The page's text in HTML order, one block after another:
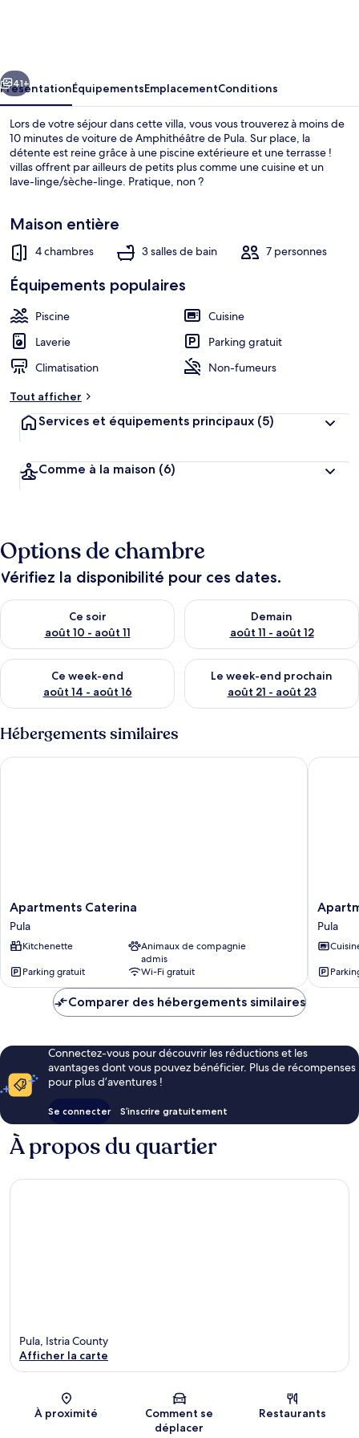
Équipement de l’hébergement
Suivant
41+
PrésentationÉquipementsEmplacementConditions
Lors de votre séjour dans cette villa, vous vous trouverez à moins de
10 minutes de voiture de Amphithéâtre de Pula. Sur place, la
détente est reine grâce à une piscine extérieure et une terrasse !
villas offrent par ailleurs de petits plus comme une cuisine et un
lave-linge/sèche-linge. Pratique, non ?
Maison entière
4 chambres 3 salles de bain 7 personnes
Équipements populaires
Piscine
Cuisine
Laverie
Parking gratuit
Climatisation
Non-fumeurs
Tout afficher
Services et équipements principaux (5)
Comme à la maison (6)
Options de chambre
Vérifiez la disponibilité pour ces dates.
Ce soir
août 10 - août 11
Vérifier la disponibilité pour ce soir août 10 - août 11
Demain
août 11 - août 12
Vérifier la disponibilité pour
Ce week-end
août 14 - août 16
Vérifier la disponibilité pour ce week-end août 14 - août 16
Le week-end prochain
août 21 - août 23
Vérifier la disponibilité pour
Hébergements similaires
Apartments
Caterina
Pula
Apartments Caterina
Pula
Kitchenette
Animaux de compagnie
admis
Parking gratuit
Wi-Fi gratuit
Apartments Caterina
1303
Pula
Pula
Comparer des hébergements similaires
Connectez-vous pour découvrir les réductions et les
avantages dont vous pouvez bénéficier. Plus de récompenses
pour plus d’aventures !
Se connecter S’inscrire gratuitement
À propos du quartier
Carte
Pula, Istria County
Afficher la carte
À proximité
Comment se
déplacer
Restaurants